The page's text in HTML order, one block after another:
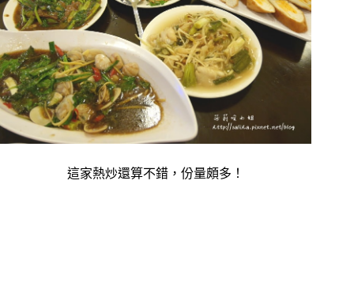
這家熱炒還算不錯，份量頗多！